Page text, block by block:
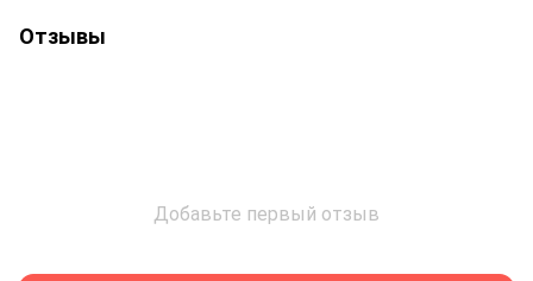
Отзывы
Добавьте первый отзыв